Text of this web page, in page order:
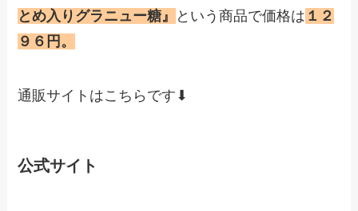
とめ入りグラニュー糖』
という商品で価格は １２
９６円。
通販サイトはこちらです⬇︎
公式サイト